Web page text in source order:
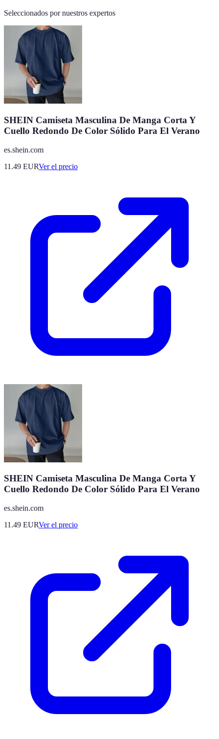
Seleccionados por nuestros expertos
SHEIN Camiseta Masculina De Manga Corta Y
Cuello Redondo De Color Sólido Para El Verano
es.shein.com
11.49 EURVer el precio
SHEIN Camiseta Masculina De Manga Corta Y
Cuello Redondo De Color Sólido Para El Verano
es.shein.com
11.49 EURVer el precio